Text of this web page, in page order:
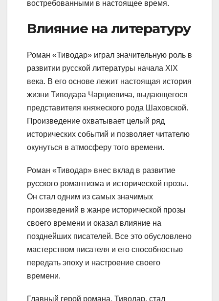
востребованными в настоящее время.
Влияние на литературу
Роман «Тиводар» играл значительную роль в
развитии русской литературы начала XIX
века. В его основе лежит настоящая история
жизни Тиводара Чарциевича, выдающегося
представителя княжеского рода Шаховской.
Произведение охватывает целый ряд
исторических событий и позволяет читателю
окунуться в атмосферу того времени.
Роман «Тиводар» внес вклад в развитие
русского романтизма и исторической прозы.
Он стал одним из самых значимых
произведений в жанре исторической прозы
своего времени и оказал влияние на
позднейших писателей. Все это обусловлено
мастерством писателя и его способностью
передать эпоху и настроение своего
времени.
Главный герой романа, Тиводар, стал